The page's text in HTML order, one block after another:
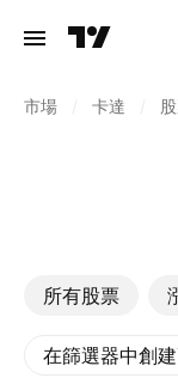
市場 卡達
所有股票
在篩選器中創